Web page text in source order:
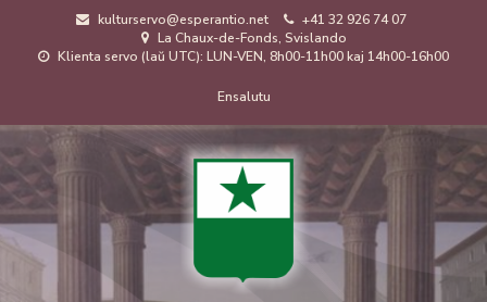
kulturservo@esperantio.net
+41 32 926 74 07
La Chaux-de-Fonds, Svislando
Klienta servo (laŭ UTC): LUN-VEN, 8h00-11h00 kaj 14h00-16h00
de
uzanto
Ensalutu